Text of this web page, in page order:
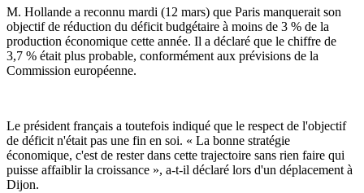
M. Hollande a reconnu mardi (12 mars) que Paris manquerait son
objectif de réduction du déficit budgétaire à moins de 3 % de la
production économique cette année. Il a déclaré que le chiffre de
3,7 % était plus probable, conformément aux prévisions de la
Commission européenne.
Le président français a toutefois indiqué que le respect de l'objectif
de déficit n'était pas une fin en soi. « La bonne stratégie
économique, c'est de rester dans cette trajectoire sans rien faire qui
puisse affaiblir la croissance », a-t-il déclaré lors d'un déplacement à
Dijon.